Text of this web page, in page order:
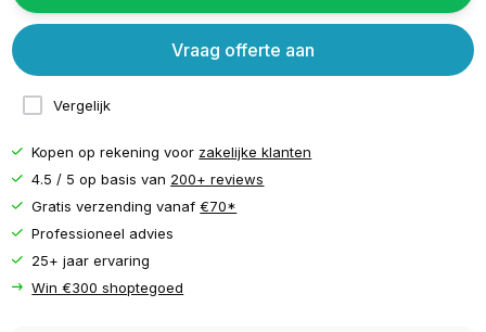
Vergelijk
Vraag offerte aan
Kopen op rekening voor zakelijke klanten
4.5 / 5 op basis van 200+ reviews
Gratis verzending vanaf€70*
Professioneel advies
25+ jaar ervaring
Win €300 shoptegoed